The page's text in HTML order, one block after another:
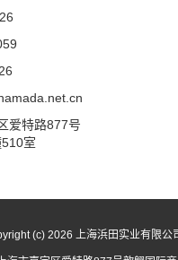
爱特路877号
室
(c) 2026 上海浜田实业有限公